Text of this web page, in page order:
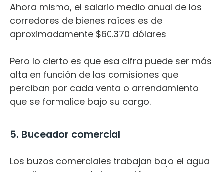
Ahora mismo, el salario medio anual de los
corredores de bienes raíces es de
aproximadamente $60.370 dólares.
Pero lo cierto es que esa cifra puede ser más
alta en función de las comisiones que
perciban por cada venta o arrendamiento
que se formalice bajo su cargo.
5. Buceador comercial
Los buzos comerciales trabajan bajo el agua